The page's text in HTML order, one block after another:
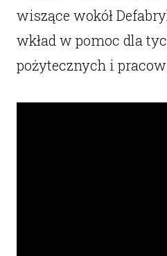
wiszące wokół
wkład w pomoc dla
pożytecznych i